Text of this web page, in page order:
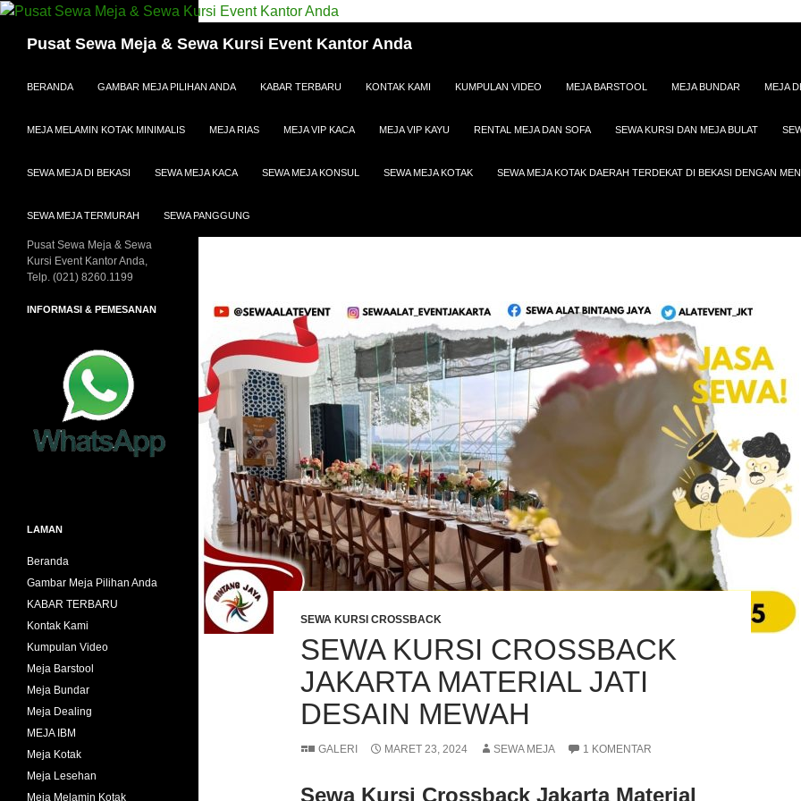
Pusat Sewa Meja & Sewa Kursi Event Kantor Anda
BERANDA
GAMBAR MEJA PILIHAN ANDA KABAR TERBARU KONTAK KAMI KUMPULAN VIDEO MEJA BARSTOOL MEJA BUNDAR MEJA
MEJA MELAMIN KOTAK MINIMALIS MEJA RIAS MEJA VIP KACA MEJA VIP KAYU RENTAL MEJA DAN SOFA SEWA KURSI DAN MEJA BULAT
SEWA MEJA DI BEKASI SEWA MEJA KACA SEWA MEJA KONSUL SEWA MEJA KOTAK SEWA MEJA KOTAK DAERAH TERDEKAT DI BEKASI DENGAN
SEWA MEJA TERMURAH SEWA PANGGUNG
SEWA KURSI CROSSBACK
SEWA KURSI CROSSBACK
JAKARTA MATERIAL JATI
DESAIN MEWAH
GALERI MARET 23, 2024 SEWA MEJA 1 KOMENTAR
Sewa Kursi Crossback Jakarta Material
Pusat Sewa Meja & Sewa
Kursi Event Kantor Anda,
Telp. (021) 8260.1199
INFORMASI & PEMESANAN
LAMAN
Beranda
Gambar Meja Pilihan Anda
KABAR TERBARU
Kontak Kami
Kumpulan Video
Meja Barstool
Meja Bundar
Meja Dealing
MEJA IBM
Meja Kotak
Meja Lesehan
Meja Melamin Kotak